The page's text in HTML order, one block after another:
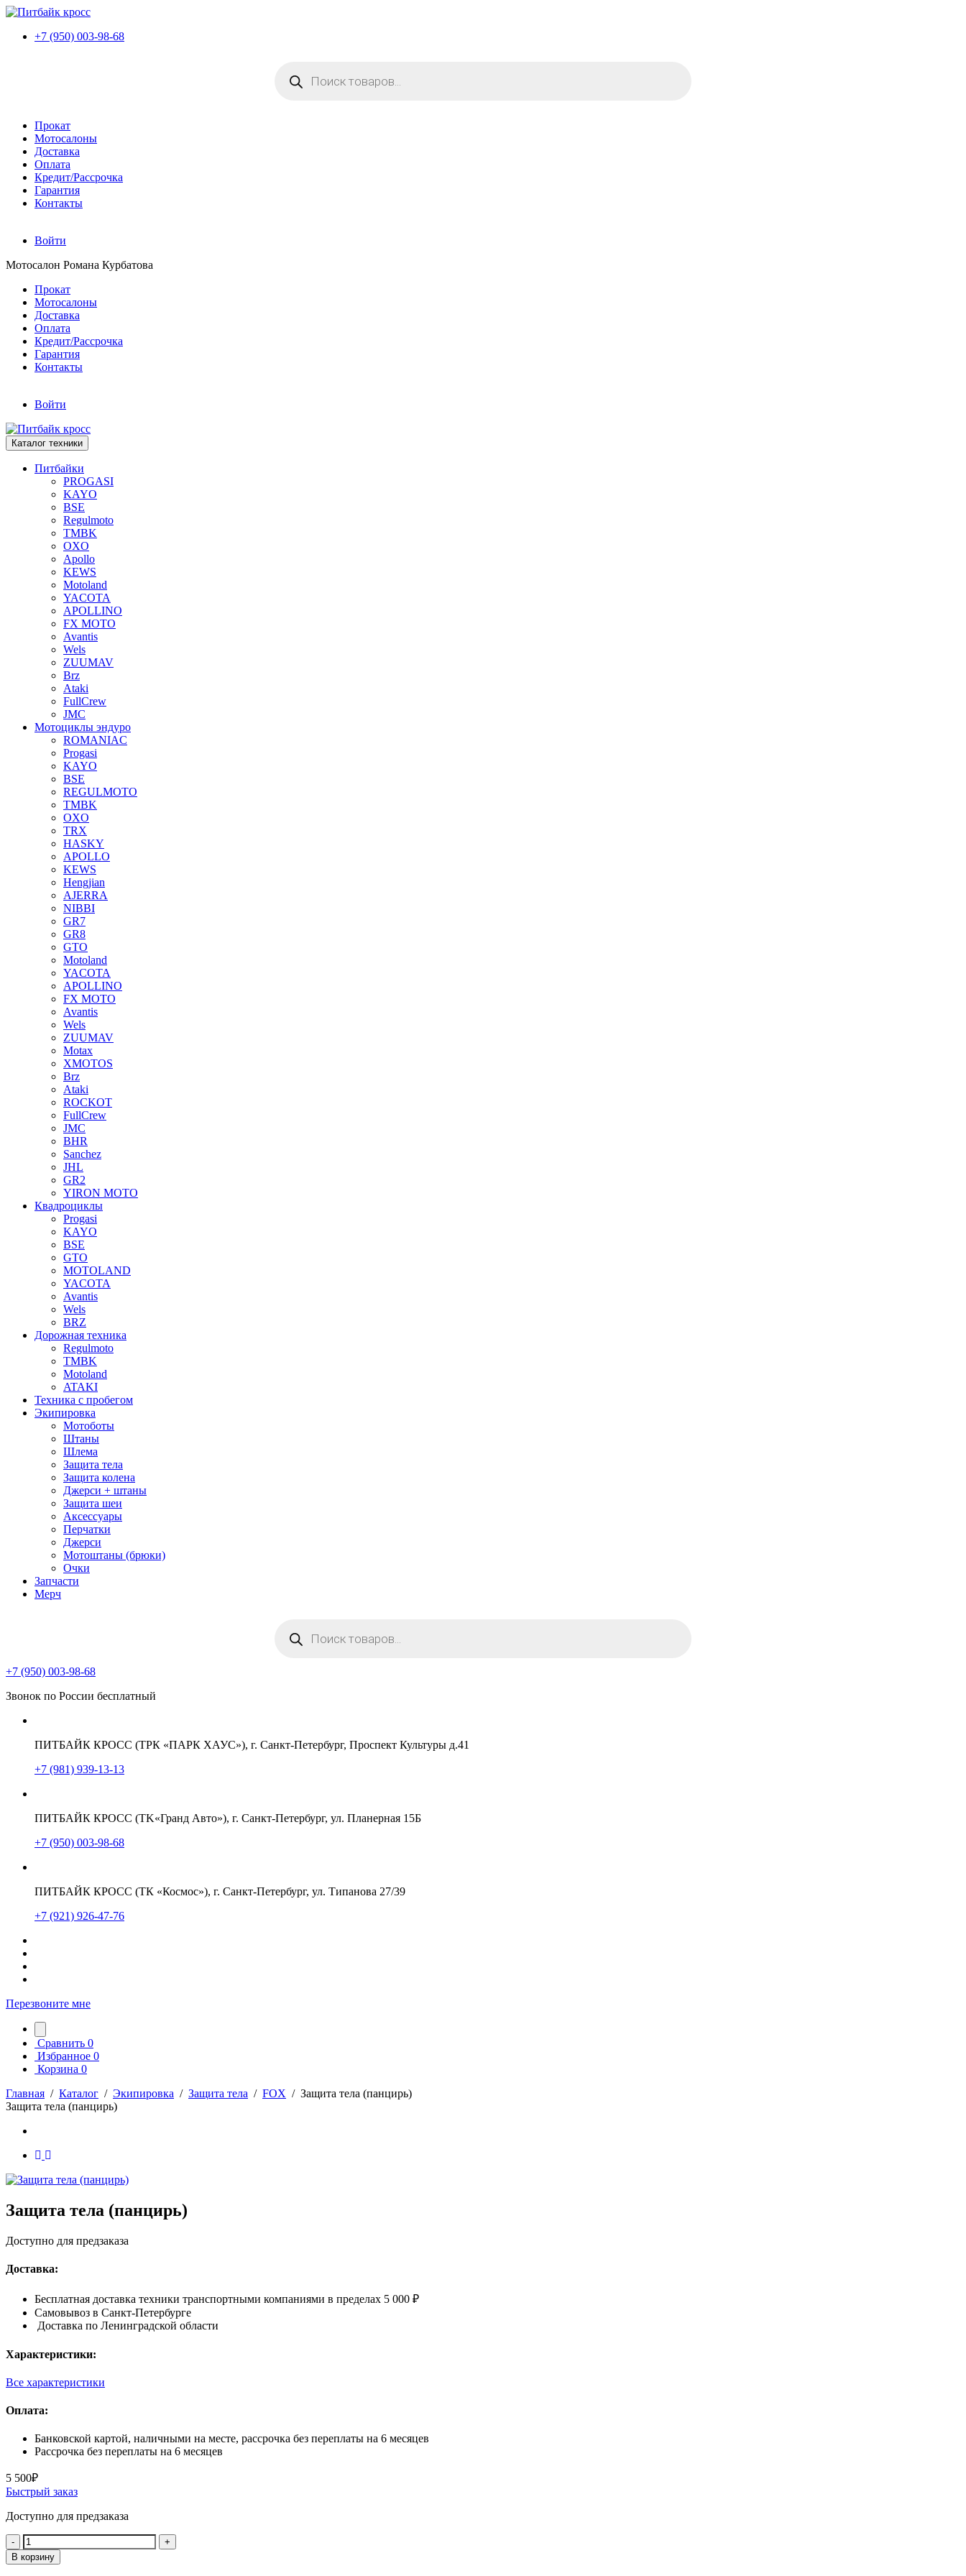
+7 (950) 003-98-68
товаров
Прокат
Мотосалоны
Доставка
Оплата
Кредит/Рассрочка
Гарантия
Контакты
Войти
Мотосалон Романа Курбатова
Прокат
Мотосалоны
Доставка
Оплата
Кредит/Рассрочка
Гарантия
Контакты
Войти
Каталог техники
Питбайки
PROGASI
KAYO
BSE
Regulmoto
TMBK
OXO
Apollo
KEWS
Motoland
YACOTA
APOLLINO
FX MOTO
Avantis
Wels
ZUUMAV
Brz
Ataki
FullCrew
JMC
Мотоциклы эндуро
ROMANIAC
Progasi
KAYO
BSE
REGULMOTO
TMBK
OXO
TRX
HASKY
APOLLO
KEWS
Hengjian
AJERRA
NIBBI
GR7
GR8
GTO
Motoland
YACOTA
APOLLINO
FX MOTO
Avantis
Wels
ZUUMAV
Motax
XMOTOS
Brz
Ataki
ROCKOT
FullCrew
JMC
BHR
Sanchez
JHL
GR2
YIRON MOTO
Квадроциклы
Progasi
KAYO
BSE
GTO
MOTOLAND
YACOTA
Avantis
Wels
BRZ
Дорожная техника
Regulmoto
TMBK
Motoland
ATAKI
Техника с пробегом
Экипировка
Мотоботы
Штаны
Шлема
Защита тела
Защита колена
Джерси + штаны
Защита шеи
Аксессуары
Перчатки
Джерси
Мотоштаны (брюки)
Очки
Запчасти
Мерч
товаров
+7 (950) 003-98-68
Звонок по России бесплатный
ПИТБАЙК КРОСС (ТРК «ПАРК ХАУС»), г. Санкт-Петербург, Проспект Культуры д.41
+7 (981) 939-13-13
ПИТБАЙК КРОСС (TK«Гранд Авто»), г. Санкт-Петербург, ул. Планерная 15Б
+7 (950) 003-98-68
ПИТБАЙК КРОСС (ТК «Космос»), г. Санкт-Петербург, ул. Типанова 27/39
+7 (921) 926-47-76
Перезвоните мне
Сравнить 0
Избранное 0
Корзина 0
Главная / Каталог / Экипировка / Защита тела / FOX / Защита тела (панцирь)
Защита тела (панцирь)
Защита тела (панцирь)
Доступно для предзаказа
Доставка:
Бесплатная доставка техники транспортными компаниями в пределах 5 000 ₽
Самовывоз в Санкт-Петербурге
Доставка по Ленинградской области
Характеристики:
Все характеристики
Оплата:
Банковской картой, наличными на месте, рассрочка без переплаты на 6 месяцев
Рассрочка без переплаты на 6 месяцев
5 500₽
Быстрый заказ
Доступно для предзаказа
Количество:
В корзину